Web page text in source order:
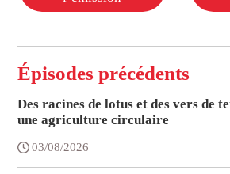
Épisodes précédents
Des racines de lotus et des vers de
une agriculture circulaire
03/08/2026